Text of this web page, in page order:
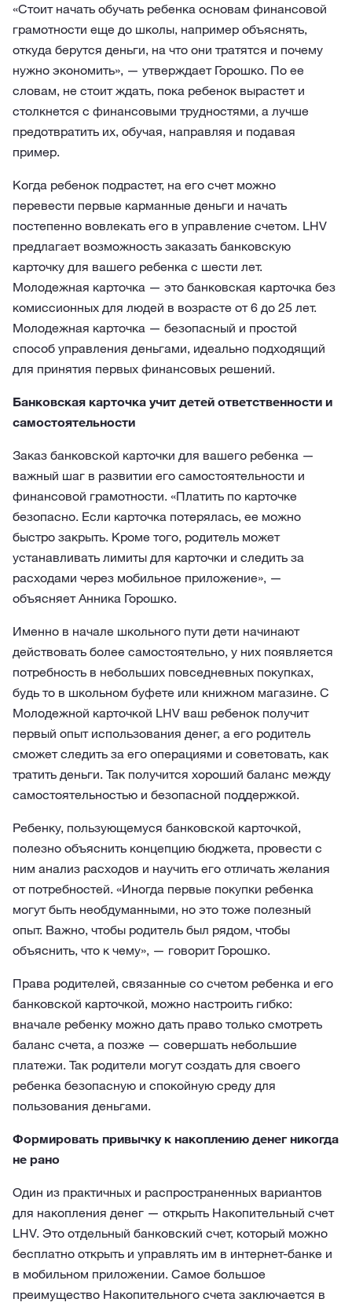
«Стоит начать обучать ребенка основам финансовой
грамотности еще до школы, например объяснять,
откуда берутся деньги, на что они тратятся и почему
нужно экономить», — утверждает Горошко. По ее
словам, не стоит ждать, пока ребенок вырастет и
столкнется с финансовыми трудностями, а лучше
предотвратить их, обучая, направляя и подавая
пример.
Когда ребенок подрастет, на его счет можно
перевести первые карманные деньги и начать
постепенно вовлекать его в управление счетом. LHV
предлагает возможность заказать банковскую
карточку для вашего ребенка с шести лет.
Молодежная карточка — это банковская карточка без
комиссионных для людей в возрасте от 6 до 25 лет.
Молодежная карточка — безопасный и простой
способ управления деньгами, идеально подходящий
для принятия первых финансовых решений.
Банковская карточка учит детей ответственности и
самостоятельности
Заказ банковской карточки для вашего ребенка —
важный шаг в развитии его самостоятельности и
финансовой грамотности. «Платить по карточке
безопасно. Если карточка потерялась, ее можно
быстро закрыть. Кроме того, родитель может
устанавливать лимиты для карточки и следить за
расходами через мобильное приложение», —
объясняет Анника Горошко.
Именно в начале школьного пути дети начинают
действовать более самостоятельно, у них появляется
потребность в небольших повседневных покупках,
будь то в школьном буфете или книжном магазине. С
Молодежной карточкой LHV ваш ребенок получит
первый опыт использования денег, а его родитель
сможет следить за его операциями и советовать, как
тратить деньги. Так получится хороший баланс между
самостоятельностью и безопасной поддержкой.
Ребенку, пользующемуся банковской карточкой,
полезно объяснить концепцию бюджета, провести с
ним анализ расходов и научить его отличать желания
от потребностей. «Иногда первые покупки ребенка
могут быть необдуманными, но это тоже полезный
опыт. Важно, чтобы родитель был рядом, чтобы
объяснить, что к чему», — говорит Горошко.
Права родителей, связанные со счетом ребенка и его
банковской карточкой, можно настроить гибко:
вначале ребенку можно дать право только смотреть
баланс счета, а позже — совершать небольшие
платежи. Так родители могут создать для своего
ребенка безопасную и спокойную среду для
пользования деньгами.
Формировать привычку к накоплению денег никогда
не рано
Один из практичных и распространенных вариантов
для накопления денег — открыть Накопительный счет
LHV. Это отдельный банковский счет, который можно
бесплатно открыть и управлять им в интернет-банке и
в мобильном приложении. Самое большое
преимущество Накопительного счета заключается в